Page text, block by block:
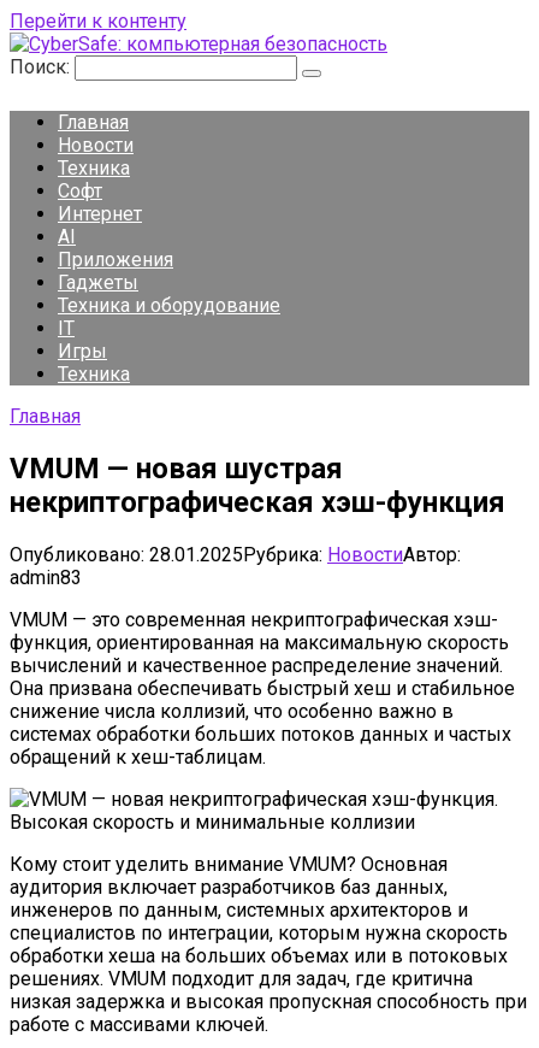
Перейти к контенту
Поиск:
Главная
Новости
Техника
Софт
Интернет
AI
Приложения
Гаджеты
Техника и оборудование
IT
Игры
Техника
Главная
VMUM — новая шустрая
некриптографическая хэш-функция
Опубликовано: 28.01.2025Рубрика: НовостиАвтор:
admin83
VMUM — это современная некриптографическая хэш-
функция, ориентированная на максимальную скорость
вычислений и качественное распределение значений.
Она призвана обеспечивать быстрый хеш и стабильное
снижение числа коллизий, что особенно важно в
системах обработки больших потоков данных и частых
обращений к хеш-таблицам.
Кому стоит уделить внимание VMUM? Основная
аудитория включает разработчиков баз данных,
инженеров по данным, системных архитекторов и
специалистов по интеграции, которым нужна скорость
обработки хеша на больших объемах или в потоковых
решениях. VMUM подходит для задач, где критична
низкая задержка и высокая пропускная способность при
работе с массивами ключей.